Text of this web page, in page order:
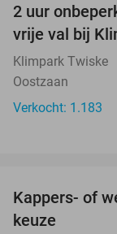
2 uur
vrije val bij
Klimpark Twiske
Oostzaan
Verkocht: 1.183
Kappers- of
keuze